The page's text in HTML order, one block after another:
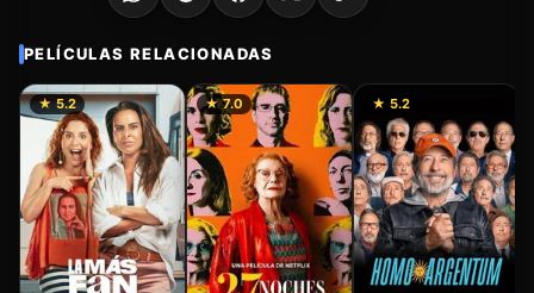
PELÍCULAS RELACIONADAS
★ 5.2 ★ 7.0 ★ 5.2